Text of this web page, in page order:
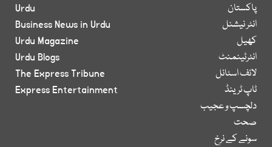
پاکستان
انٹر نیشنل
کھیل
انٹرٹینمنٹ
لائف اسٹائل
ٹاپ ٹرینڈ
دلچسپ و عجیب
صحت
سونے کے نرخ
Urdu
Business News in Urdu
Urdu Magazine
Urdu Blogs
The Express Tribune
Express Entertainment